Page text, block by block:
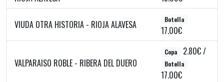
VIUDA OTRA HISTORIA - RIOJA ALAVESA Botella
17.00€
VALPARAISO ROBLE - RIBERA DEL DUERO
Copa 2.80€ /
Botella
17.00€